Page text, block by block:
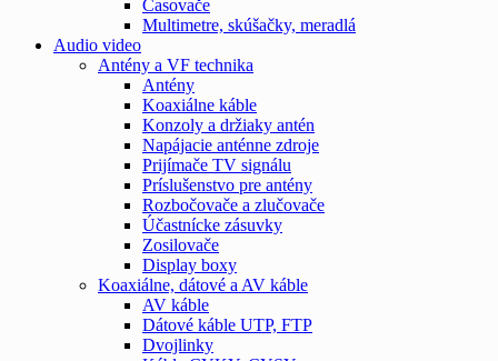
Časovače
Multimetre, skúšačky, meradlá
Audio video
Antény a VF technika
Antény
Koaxiálne káble
Konzoly a držiaky antén
Napájacie anténne zdroje
Prijímače TV signálu
Príslušenstvo pre antény
Rozbočovače a zlučovače
Účastnícke zásuvky
Zosilovače
Display boxy
Koaxiálne, dátové a AV káble
AV káble
Dátové káble UTP, FTP
Dvojlinky